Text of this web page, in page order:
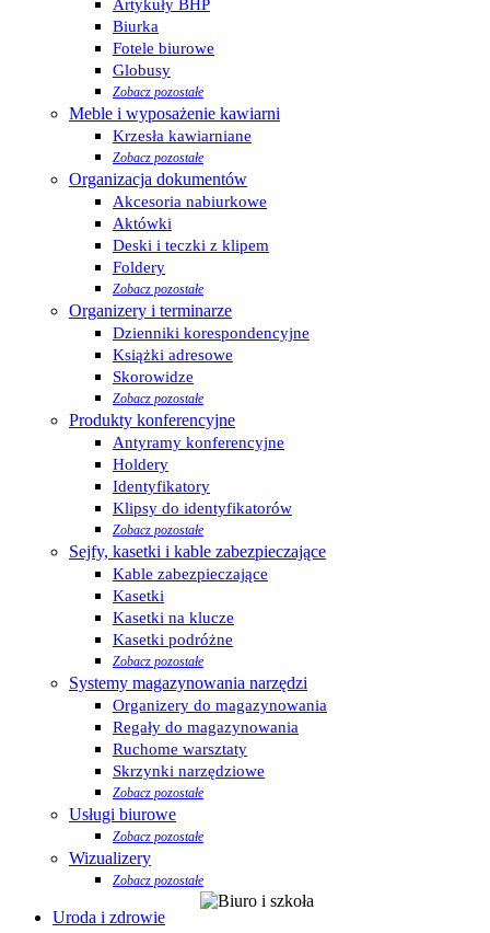
Artykuły BHP
Biurka
Fotele biurowe
Globusy
Zobacz pozostałe
Meble i wyposażenie kawiarni
Krzesła kawiarniane
Zobacz pozostałe
Organizacja dokumentów
Akcesoria nabiurkowe
Aktówki
Deski i teczki z klipem
Foldery
Zobacz pozostałe
Organizery i terminarze
Dzienniki korespondencyjne
Książki adresowe
Skorowidze
Zobacz pozostałe
Produkty konferencyjne
Antyramy konferencyjne
Holdery
Identyfikatory
Klipsy do identyfikatorów
Zobacz pozostałe
Sejfy, kasetki i kable zabezpieczające
Kable zabezpieczające
Kasetki
Kasetki na klucze
Kasetki podróżne
Zobacz pozostałe
Systemy magazynowania narzędzi
Organizery do magazynowania
Regały do magazynowania
Ruchome warsztaty
Skrzynki narzędziowe
Zobacz pozostałe
Usługi biurowe
Zobacz pozostałe
Wizualizery
Zobacz pozostałe
Uroda i zdrowie